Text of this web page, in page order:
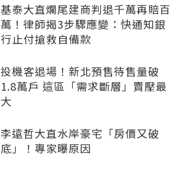
基泰大直爛尾建商判退千萬再賠百
萬！律師揭3步驟應變：快通知銀
行止付搶救自備款
投機客退場！新北預售待售量破
1.8萬戶 這區「需求斷層」賣壓最
大
李遠哲大直水岸豪宅「房價又破
底」！專家曝原因